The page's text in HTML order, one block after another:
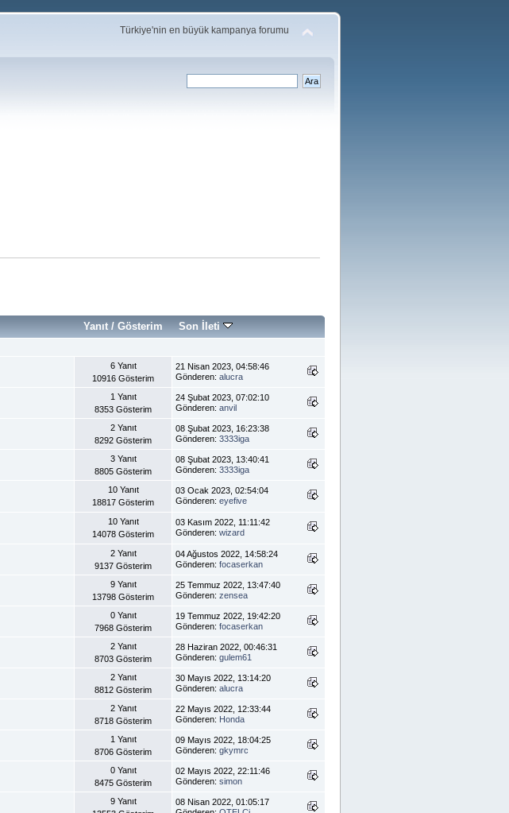
Türkiye'nin en büyük kampanya forumu
Yanıt/ Gösterim Son İleti
6 Yanıt
10916 Gösterim
21 Nisan 2023, 04:58:46
Gönderen: alucra
1 Yanıt
8353 Gösterim
24 Şubat 2023, 07:02:10
Gönderen: anvil
2 Yanıt
8292 Gösterim
08 Şubat 2023, 16:23:38
Gönderen: 3333iga
3 Yanıt
8805 Gösterim
08 Şubat 2023, 13:40:41
Gönderen: 3333iga
10 Yanıt
18817 Gösterim
03 Ocak 2023, 02:54:04
Gönderen: eyefive
10 Yanıt
14078 Gösterim
03 Kasım 2022, 11:11:42
Gönderen: wizard
2 Yanıt
9137 Gösterim
04 Ağustos 2022, 14:58:24
Gönderen: focaserkan
9 Yanıt
13798 Gösterim
25 Temmuz 2022, 13:47:40
Gönderen: zensea
0 Yanıt
7968 Gösterim
19 Temmuz 2022, 19:42:20
Gönderen: focaserkan
2 Yanıt
8703 Gösterim
28 Haziran 2022, 00:46:31
Gönderen: gulem61
2 Yanıt
8812 Gösterim
30 Mayıs 2022, 13:14:20
Gönderen: alucra
2 Yanıt
8718 Gösterim
22 Mayıs 2022, 12:33:44
Gönderen: Honda
1 Yanıt
8706 Gösterim
09 Mayıs 2022, 18:04:25
Gönderen: gkymrc
0 Yanıt
8475 Gösterim
02 Mayıs 2022, 22:11:46
Gönderen: simon
9 Yanıt
08 Nisan 2022, 01:05:17